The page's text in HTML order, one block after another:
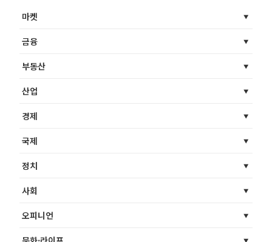
마켓
금융
부동산
산업
경제
국제
정치
사회
오피니언